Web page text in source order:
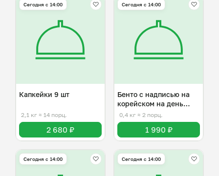
Сегодня с 14:00
Капкейки 9 шт
2,1 кг ≈ 14 порц.
2 680 ₽
Сегодня с 14:00
Бенто с надписью на
корейском на день
рождения
0,4 кг ≈ 2 порц.
1 990 ₽
Сегодня с 14:00 Сегодня с 14:00